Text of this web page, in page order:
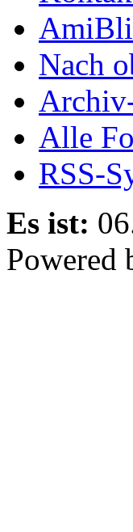
Nach
Alle
RSS-
Es ist:
Powered